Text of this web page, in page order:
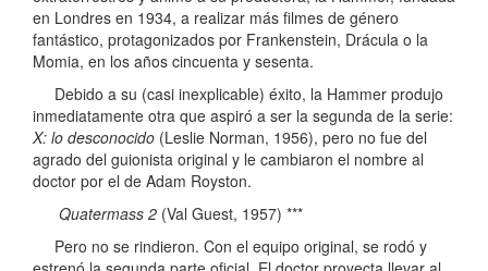
en Londres en 1934, a realizar más filmes de género
fantástico, protagonizados por Frankenstein, Drácula o la
Momia, en los años cincuenta y sesenta.
Debido a su (casi inexplicable) éxito, la Hammer produjo
inmediatamente otra que aspiró a ser la segunda de la serie:
X: lo desconocido (Leslie Norman, 1956), pero no fue del
agrado del guionista original y le cambiaron el nombre al
doctor por el de Adam Royston.
Quatermass 2 (Val Guest, 1957) ***
Pero no se rindieron. Con el equipo original, se rodó y